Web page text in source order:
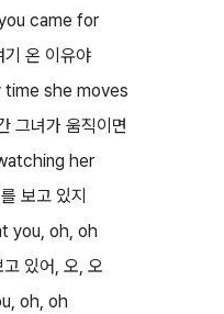
came for
기 온 이유야
she moves
그녀가 움직이면
her
보고 있지
you, oh, oh
있어, 오, 오
oh, oh